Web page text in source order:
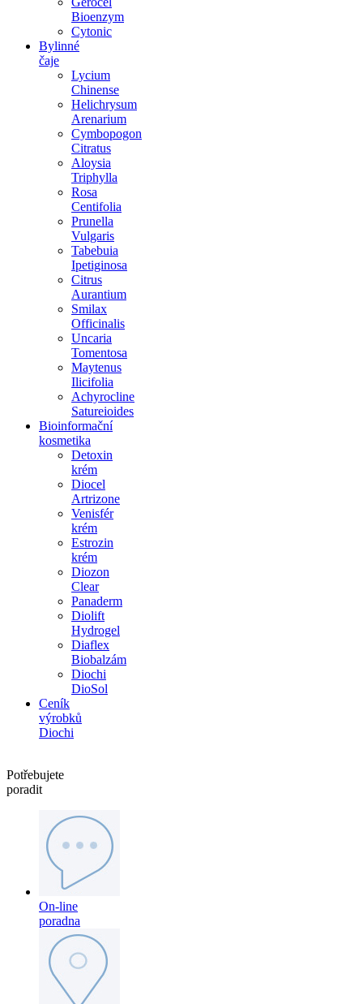
Bioenzym
Cytonic
Bylinné
čaje
Lycium
Chinense
Helichrysum
Arenarium
Cymbopogon
Citratus
Aloysia
Triphylla
Rosa
Centifolia
Prunella
Vulgaris
Tabebuia
Ipetiginosa
Citrus
Aurantium
Smilax
Officinalis
Uncaria
Tomentosa
Maytenus
Ilicifolia
Achyrocline
Satureioides
Bioinformační
kosmetika
Detoxin
krém
Diocel
Artrizone
Venisfér
krém
Estrozin
krém
Diozon
Clear
Panaderm
Diolift
Hydrogel
Diaflex
Biobalzám
Diochi
DioSol
Ceník
výrobků
Diochi
Potřebujete
poradit
On-line
poradna